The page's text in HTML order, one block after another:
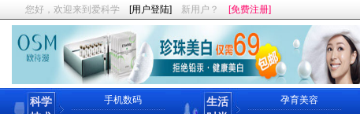
您好，欢迎来到爱科学 [用户登陆] 新用户？ [免费注册]
科学
手机数码
生活
孕育美容